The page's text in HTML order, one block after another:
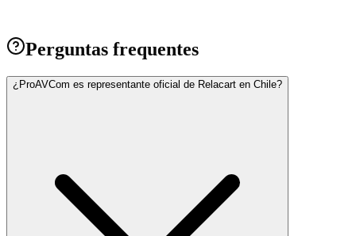
Perguntas frequentes
¿ProAVCom es representante oficial de Relacart en Chile?